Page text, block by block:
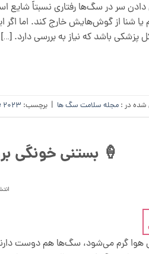
دادن سر در سگ‌ها رفتاری نسبتاً شایع
یا شنا از گوش‌هایش خارج کند. اما اگر
پزشکی باشد که نیاز به بررسی دارد. […]
شده در : مجله سلامت سگ ها | برچسب: 2023
🍦 بستنی خونگی
هوا گرم می‌شود، سگ‌ها هم دوست